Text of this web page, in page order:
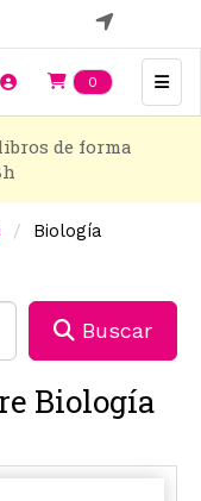
0 Items en
de forma
Biología
Buscar
Biología